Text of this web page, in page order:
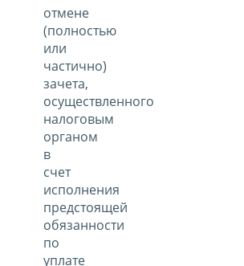
отмене
(полностью
или
частично)
зачета,
осуществленного
налоговым
органом
в
счет
исполнения
предстоящей
обязанности
по
уплате